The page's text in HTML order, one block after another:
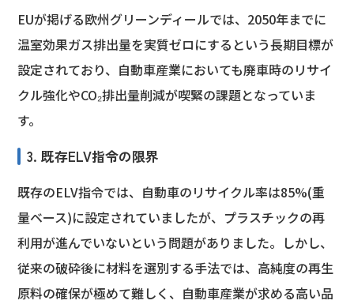
EUが掲げる欧州グリーンディールでは、2050年までに
温室効果ガス排出量を実質ゼロにするという長期目標が
設定されており、自動車産業においても廃車時のリサイ
クル強化やCO₂排出量削減が喫緊の課題となっていま
す。
3. 既存ELV指令の限界
既存のELV指令では、自動車のリサイクル率は85%(重
量ベース)に設定されていましたが、プラスチックの再
利用が進んでいないという問題がありました。しかし、
従来の破砕後に材料を選別する手法では、高純度の再生
原料の確保が極めて難しく、自動車産業が求める高い品